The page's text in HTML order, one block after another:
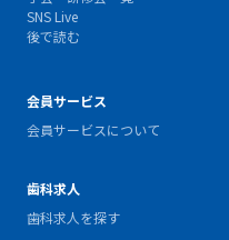
SNS Live
後で読む
会員サービス
会員サービスについて
歯科求人
歯科求人を探す